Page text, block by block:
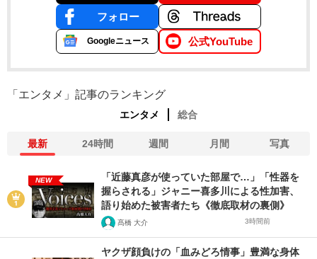
フォロー
Googleニュース 公式YouTube
「エンタメ」記事のランキング
エンタメ 総合
最新 24時間 週間 月間 写真
NEW
「近藤真彦が使っていた部屋で…」「性器を
握らされる」ジャニー喜多川による性加害、
語り始めた被害者たち《徹底取材の裏側》
髙橋 大介 3時間前
ヤクザ顔負けの「血みどろ情事」豊満な身体